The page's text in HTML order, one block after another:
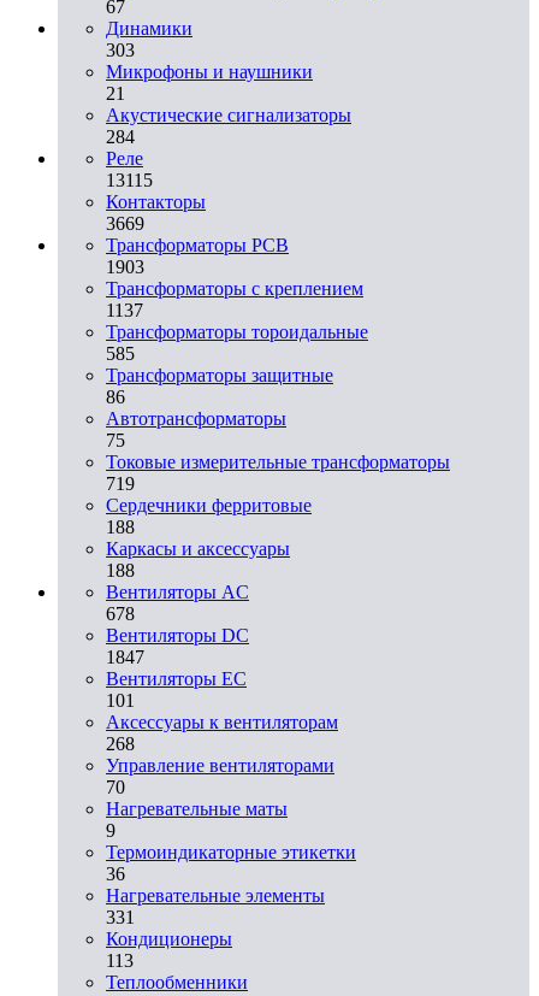
67
Динамики
303
Микрофоны и наушники
21
Акустические сигнализаторы
284
Реле
13115
Контакторы
3669
Трансформаторы PCB
1903
Трансформаторы с креплением
1137
Трансформаторы тороидальные
585
Трансформаторы защитные
86
Автотрансформаторы
75
Токовые измерительные трансформаторы
719
Сердечники ферритовые
188
Каркасы и аксессуары
188
Вентиляторы AC
678
Вентиляторы DC
1847
Вентиляторы EC
101
Аксессуары к вентиляторам
268
Управление вентиляторами
70
Нагревательные маты
9
Термоиндикаторные этикетки
36
Нагревательные элементы
331
Кондиционеры
113
Теплообменники